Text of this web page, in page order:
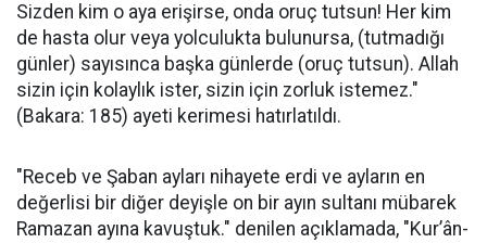
Sizden kim o aya erişirse, onda oruç tutsun! Her kim
de hasta olur veya yolculukta bulunursa, (tutmadığı
günler) sayısınca başka günlerde (oruç tutsun). Allah
sizin için kolaylık ister, sizin için zorluk istemez."
(Bakara: 185) ayeti kerimesi hatırlatıldı.
"Receb ve Şaban ayları nihayete erdi ve ayların en
değerlisi bir diğer deyişle on bir ayın sultanı mübarek
Ramazan ayına kavuştuk." denilen açıklamada, "Kur’ân-